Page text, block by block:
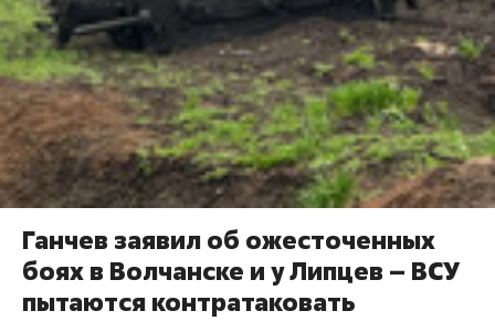
Ганчев заявил об ожесточенных
боях в Волчанске и у Липцев – ВСУ
пытаются контратаковать